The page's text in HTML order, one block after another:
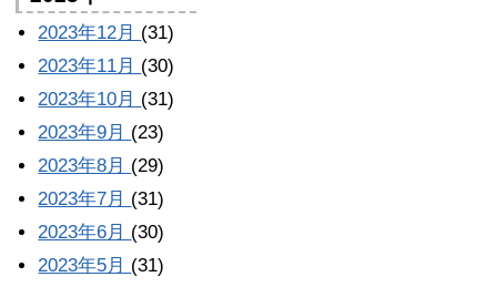
2023年12月 (31)
2023年11月 (30)
2023年10月 (31)
2023年9月 (23)
2023年8月 (29)
2023年7月 (31)
2023年6月 (30)
2023年5月 (31)